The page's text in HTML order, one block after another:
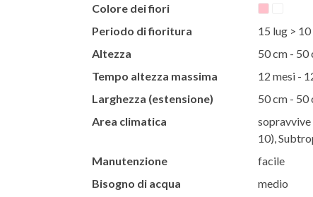
Colore dei fiori
Periodo di fioritura
15 lug >
Altezza
50 cm - 50
Tempo altezza massima
12 mesi -
Larghezza (estensione)
50 cm - 50
Area climatica
sopravvive
10),
Manutenzione
facile
Bisogno di acqua
medio